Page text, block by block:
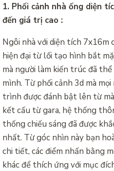
1. Phối cảnh nhà ống diện
đến giá trị cao :
Ngôi nhà với diện tích
hiện đại từ lối tạo hình bắt
mà người làm kiến trúc đã
mình. Từ phối cảnh 3d mà
trình được đánh bật lên từ
kết cấu từ gara, hệ thống
thống chiếu sáng đã được
nhất. Từ góc nhìn này bạn
chi tiết, các điểm nhấn bằng
khác để thích ứng với mục